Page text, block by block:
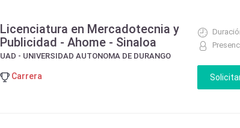
Licenciatura en Mercadotecnia y
Publicidad - Ahome - Sinaloa
UAD - UNIVERSIDAD AUTONOMA DE DURANGO
Carrera